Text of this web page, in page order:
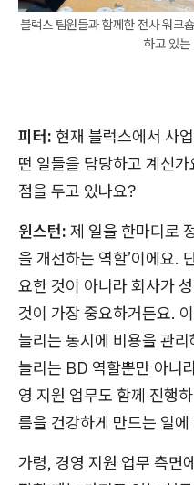
블럭스 팀원들과 함께한 전사 워크
하고 있는
피터: 현재 블럭스에서 사
떤 일들을 담당하고 계신
점을 두고 있나요?
윈스턴: 제 일을 한마디로
을 개선하는 역할’이에요.
요한 것이 아니라 회사가
것이 가장 중요하거든요.
늘리는 동시에 비용을 관
늘리는 BD 역할뿐만 아니
영 지원 업무도 함께 진행
름을 건강하게 만드는 일
가령, 경영 지원 업무 측면